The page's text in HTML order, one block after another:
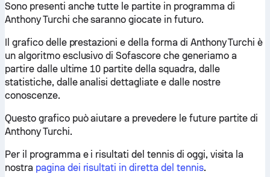
Sono presenti anche tutte le partite in programma di
Anthony Turchi che saranno giocate in futuro.
Il grafico delle prestazioni e della forma di Anthony Turchi è
un algoritmo esclusivo di Sofascore che generiamo a
partire dalle ultime 10 partite della squadra, dalle
statistiche, dalle analisi dettagliate e dalle nostre
conoscenze.
Questo grafico può aiutare a prevedere le future partite di
Anthony Turchi.
Per il programma e i risultati del tennis di oggi, visita la
nostra pagina dei risultati in diretta del tennis.